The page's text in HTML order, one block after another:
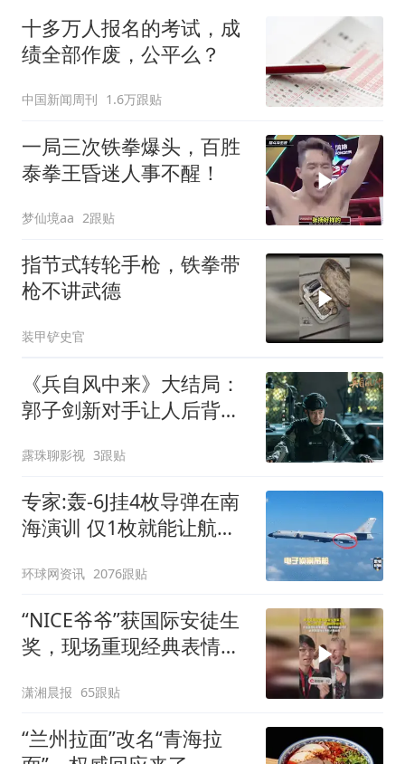
十多万人报名的考试，成
绩全部作废，公平么？
中国新闻周刊 1.6万跟贴
一局三次铁拳爆头，百胜
泰拳王昏迷人事不醒！
梦仙境aa 2跟贴
指节式转轮手枪，铁拳带
枪不讲武德
装甲铲史官
《兵自风中来》大结局：
郭子剑新对手让人后背发
鹫
露珠聊影视 3跟贴
专家:轰-6J挂4枚导弹在南
海演训 仅1枚就能让航母
环球网资讯 2076跟贴
“NICE爷爷”获国际安徒生
奖，现场重现经典表情
潇湘晨报 65跟贴
“兰州拉面”改名“青海拉